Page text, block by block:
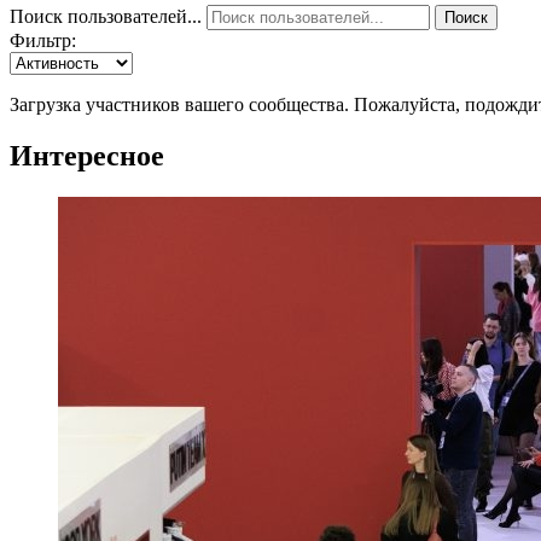
Поиск пользователей... Поиск
Фильтр:
Загрузка участников вашего сообщества. Пожалуйста,
Интересное